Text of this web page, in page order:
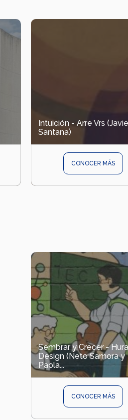
Intuición - Arre Vrs
Santana)
CONOCER MÁS
Sembrar y Crecer -
Design (Neto Samora y
Paola...
CONOCER MÁS